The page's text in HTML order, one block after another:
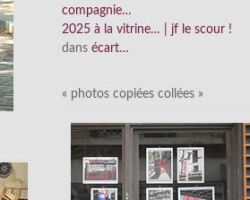
compagnie…
2025 à la vitrine… | jf le scour !
dans écart…
« photos copiées collées »